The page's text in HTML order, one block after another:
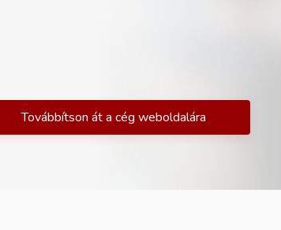
Továbbítson át a cég weboldalára